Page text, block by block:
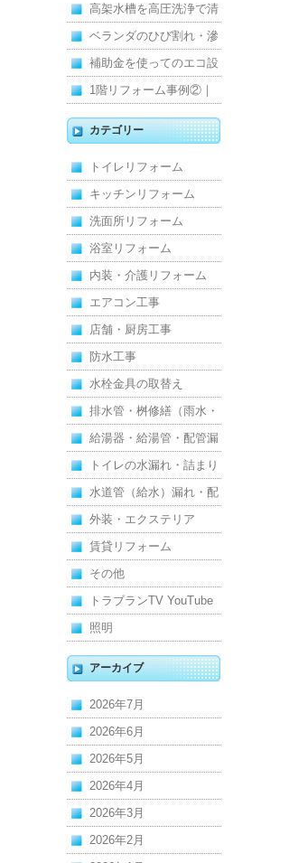
寒くて断熱ドアに交換し
ました
高架水槽を高圧洗浄で清
掃！衛生的な給水環境を
維持｜施工事例
ベランダのひび割れ・滲
みを解消！賃貸マンショ
ン防水工事
補助金を使ってのエコ設
備住宅リフォーム
1階リフォーム事例②｜
キッチン・床・収納を一
新し、扉新設で動線を整
えた全面改修
カテゴリー
トイレリフォーム
キッチンリフォーム
洗面所リフォーム
浴室リフォーム
内装・介護リフォーム
エアコン工事
店舗・厨房工事
防水工事
水栓金具の取替え
排水管・桝修繕（雨水・
汚水）
給湯器・給湯管・配管漏
れ
トイレの水漏れ・詰まり
水道管（給水）漏れ・配
管
外装・エクステリア
賃貸リフォーム
その他
トラブランTV YouTube
照明
アーカイブ
2026年7月
2026年6月
2026年5月
2026年4月
2026年3月
2026年2月